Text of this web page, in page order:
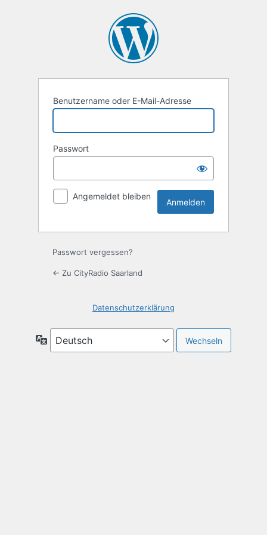
Benutzername oder E-Mail-Adresse
Passwort
Angemeldet bleiben
Passwort vergessen?
← Zu CityRadio Saarland
Datenschutzerklärung
Sprache